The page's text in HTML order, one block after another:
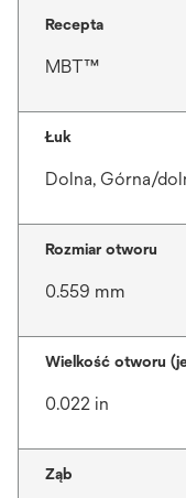
Recepta
MBT™
Łuk
Dolna, Górna/
Rozmiar otworu
0.559 mm
Wielkość otworu
0.022 in
Ząb